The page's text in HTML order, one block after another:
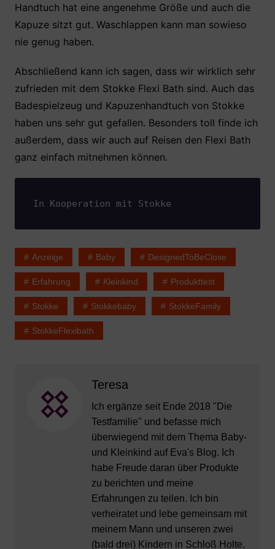
Handtuch hat eine angenehme Größe und auch die
Kapuze sitzt gut. Waschlappen kann man sowieso
nie genug haben.
Abschließend kann ich sagen, dass wir wirklich sehr
zufrieden mit dem Stokke Flexi Bath sind. Auch das
Badespielzeug und Kapuzenhandtuch von Stokke
haben uns sehr gut gefallen. Besonders toll finde ich
außerdem, dass wir auch auf Reisen den Flexi Bath
ganz einfach mitnehmen können.
In Kooperation mit Stokke
Anzeige Baby DesignedToBeClose
Erfahrung Kleinkind Produkttest
Stokke Stokkebaby StokkeFamily
StokkeFlexibath
Teresa
Ich ergänze seit Ende 2018 "Die
Testfamilie" und befasse mich
überwiegend mit dem Thema Baby-
und Kleinkind auf Eva's Blog. Ich
habe Freude daran über Produkte
zu berichten und meine
Erfahrungen zu teilen. Ich bin
verheiratet und lebe gemeinsam mit
meinem Mann und unseren zwei
(bald drei) Kindern in Schloß Holte.